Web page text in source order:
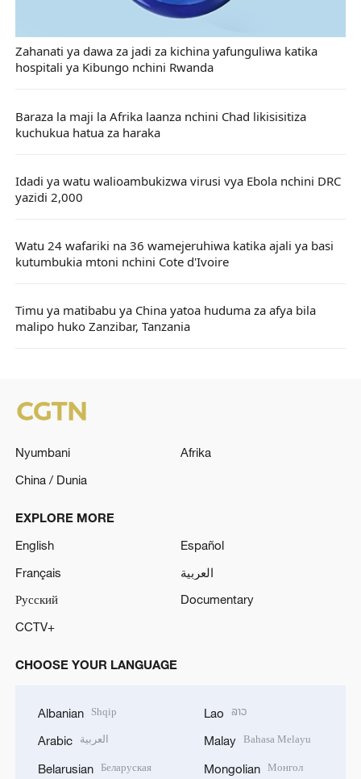
Zahanati ya dawa za jadi za kichina yafunguliwa katika
hospitali ya Kibungo nchini Rwanda
Baraza la maji la Afrika laanza nchini Chad likisisitiza
kuchukua hatua za haraka
Idadi ya watu walioambukizwa virusi vya Ebola nchini DRC
yazidi 2,000
Watu 24 wafariki na 36 wamejeruhiwa katika ajali ya basi
kutumbukia mtoni nchini Cote d'Ivoire
Timu ya matibabu ya China yatoa huduma za afya bila
malipo huko Zanzibar, Tanzania
Nyumbani
Afrika
China / Dunia
EXPLORE MORE
English
Español
Français
العربية
Русский
Documentary
CCTV+
CHOOSE YOUR LANGUAGE
Albanian Shqip
Arabic العربية
Belarusian Беларуская
Lao ລາວ
Malay Bahasa Melayu
Mongolian Монгол